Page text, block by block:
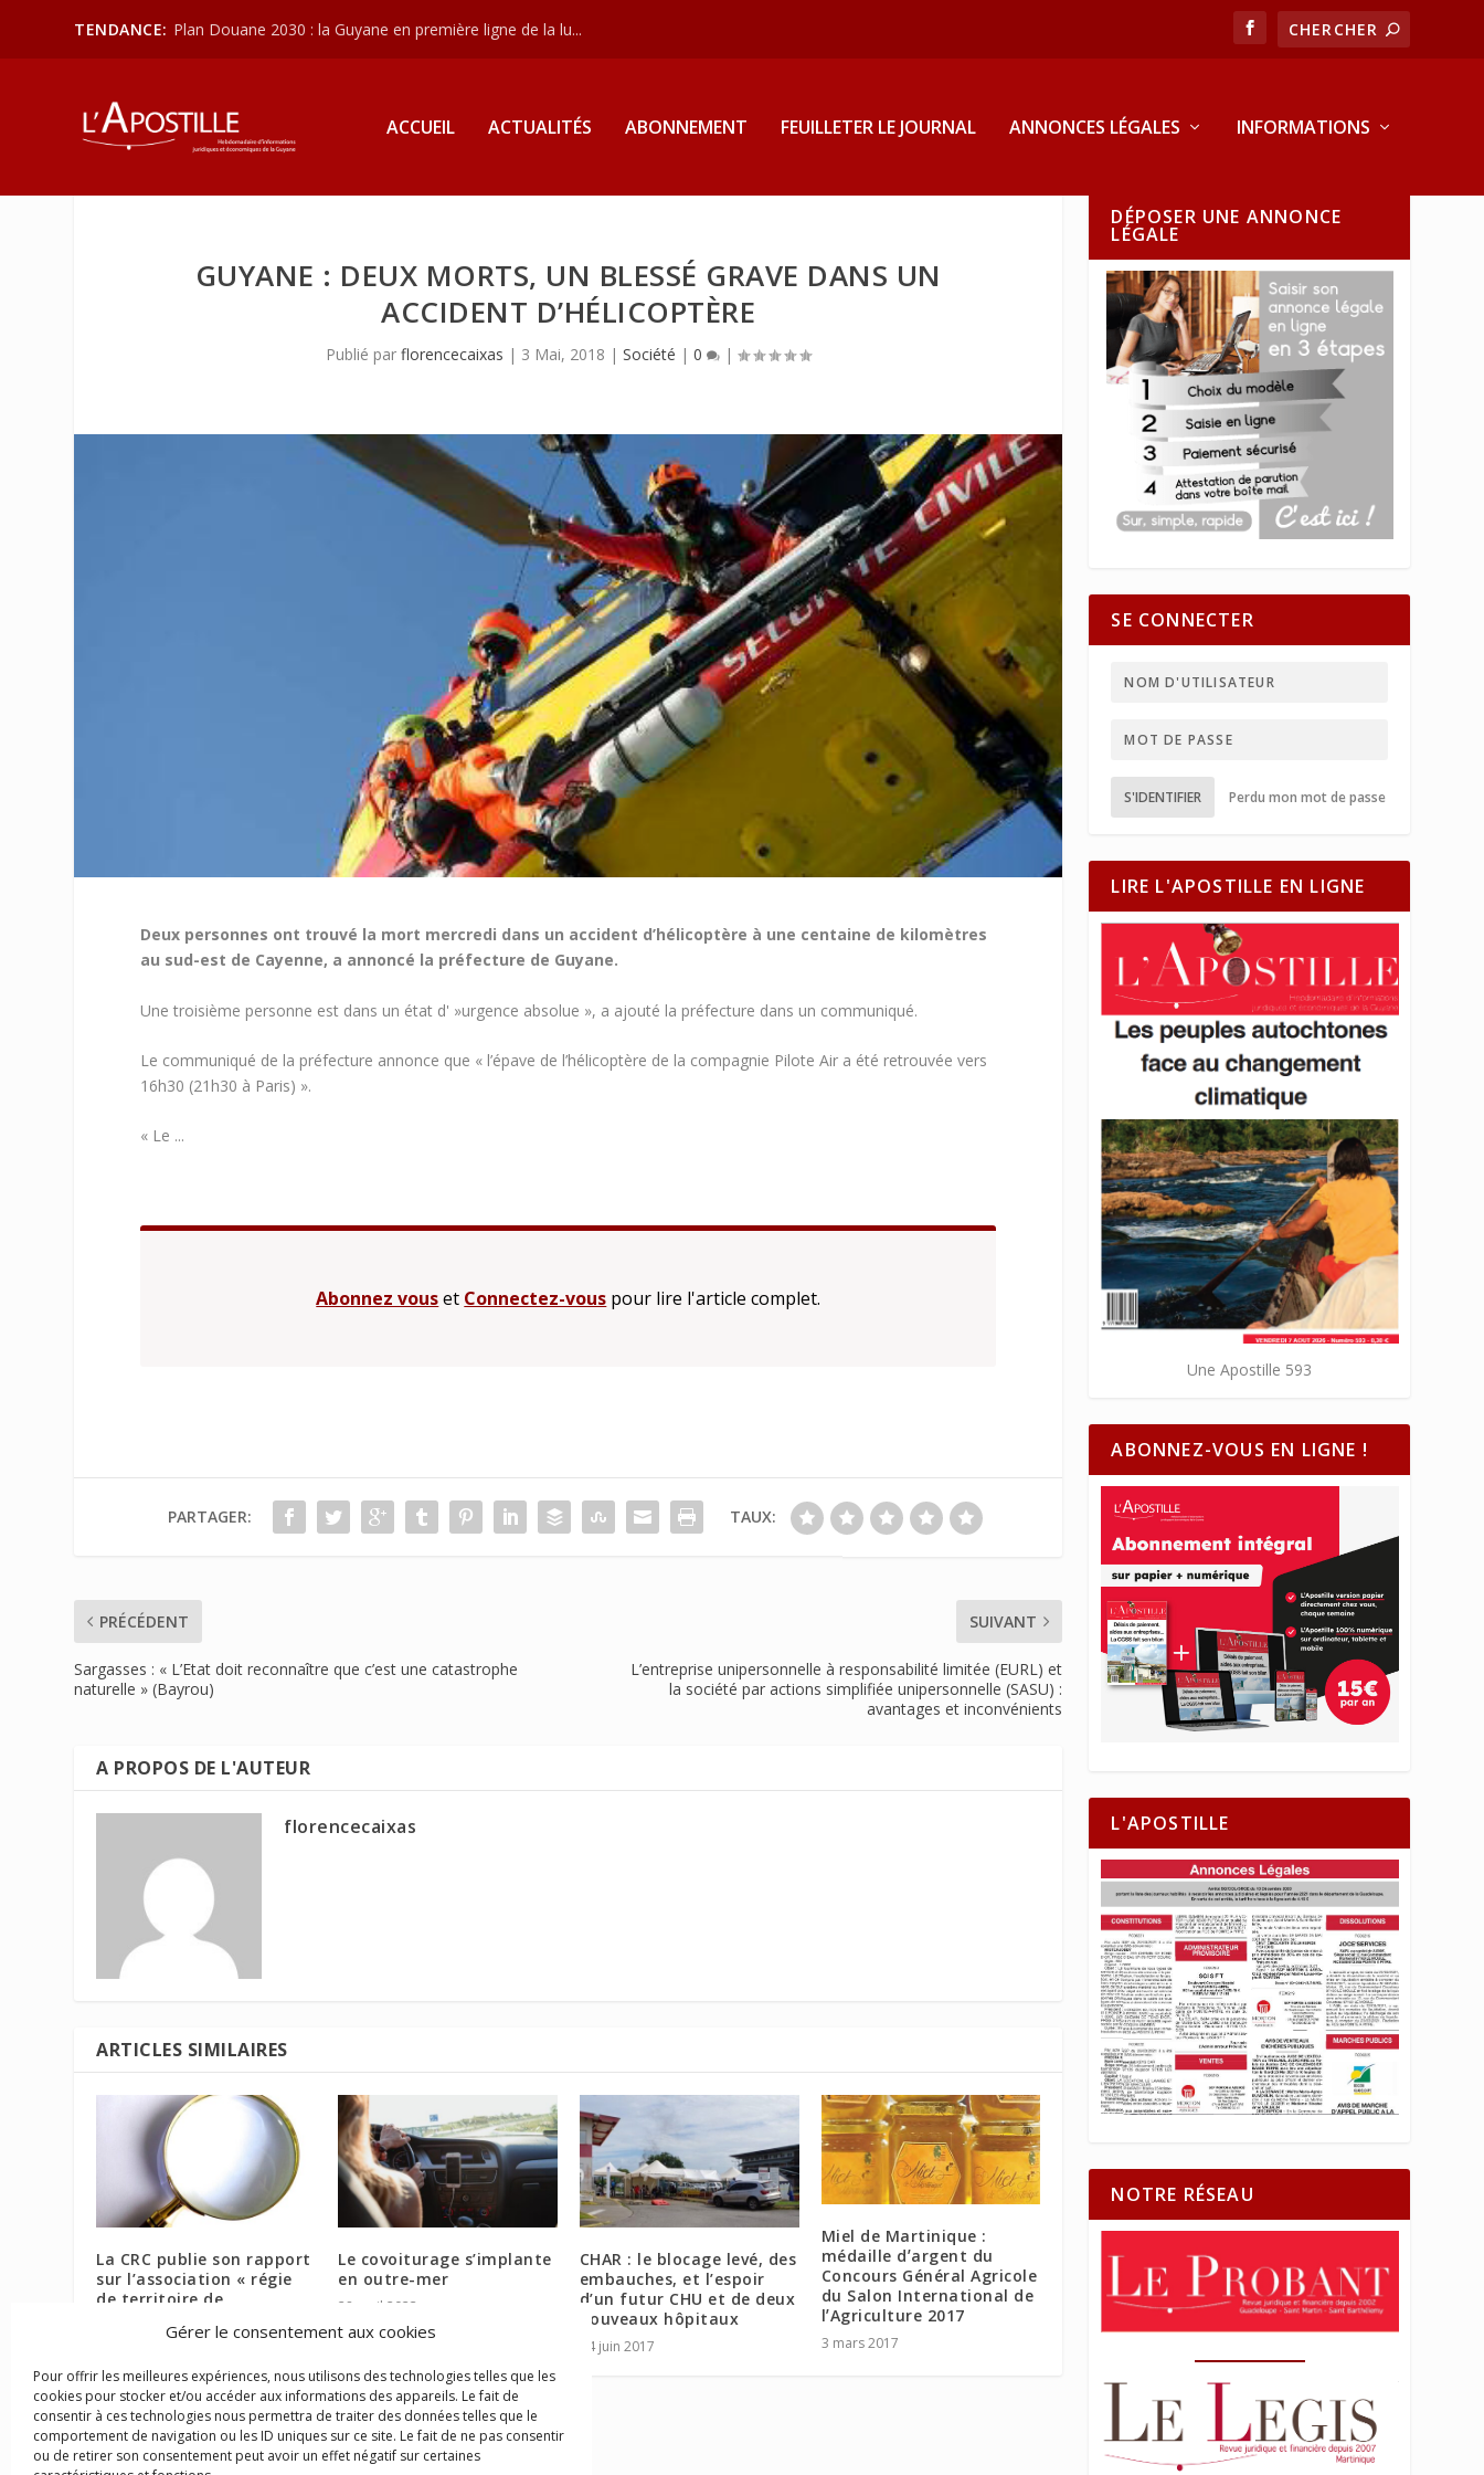
Gérer le consentement aux cookies
Pour offrir les meilleures expériences, nous utilisons des technologies telles que les
cookies pour stocker et/ou accéder aux informations des appareils. Le fait de
consentir à ces technologies nous permettra de traiter des données telles que le
comportement de navigation ou les ID uniques sur ce site. Le fait de ne pas consentir
ou de retirer son consentement peut avoir un effet négatif sur certaines
TENDANCE: Plan Douane 2030 : la Guyane en première ligne de la lu...
ACCUEIL ACTUALITÉS ABONNEMENT FEUILLETER LE JOURNAL ANNONCES LÉGALES INFORMATIONS
GUYANE : DEUX MORTS, UN BLESSÉ GRAVE DANS UN
ACCIDENT D’HÉLICOPTÈRE
Publié parflorencecaixas | 3 Mai, 2018 |Société |0 |
Deux personnes ont trouvé la mort mercredi dans un accident d’hélicoptère à une centaine de kilomètres
au sud-est de Cayenne, a annoncé la préfecture de Guyane.
Une troisième personne est dans un état d' »urgence absolue », a ajouté la préfecture dans un communiqué.
Le communiqué de la préfecture annonce que « l’épave de l’hélicoptère de la compagnie Pilote Air a été retrouvée vers
16h30 (21h30 à Paris) ».
« Le ...
Abonnez vouset Connectez-vous pour lire l'article complet.
PARTAGER: TAUX:
PRÉCÉDENT
Sargasses : « L’Etat doit reconnaître que c’est une catastrophe
naturelle » (Bayrou)
SUIVANT
L’entreprise unipersonnelle à responsabilité limitée (EURL) et
la société par actions simplifiée unipersonnelle (SASU) :
avantages et inconvénients
A PROPOS DE L'AUTEUR
florencecaixas
ARTICLES SIMILAIRES
La CRC publie son rapport
sur l’association « régie
de territoire de
Le covoiturage s’implante
en outre-mer
28 avril 2023
CHAR : le blocage levé, des
embauches, et l’espoir
d’un futur CHU et de deux
nouveaux hôpitaux
14 juin 2017
Miel de Martinique :
médaille dʼargent du
Concours Général Agricole
du Salon International de
lʼAgriculture 2017
3 mars 2017
DÉPOSER UNE ANNONCE
LÉGALE
SE CONNECTER
S'IDENTIFIER Perdu mon mot de passe
LIRE L'APOSTILLE EN LIGNE
Une Apostille 593
ABONNEZ-VOUS EN LIGNE !
L'APOSTILLE
NOTRE RÉSEAU